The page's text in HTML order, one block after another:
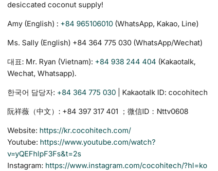
desiccated coconut supply!
Amy (English) : +84 965106010 (WhatsApp, Kakao, Line)
Ms. Sally (English) +84 364 775 030‬ (WhatsApp/Wechat)
대표: Mr. Ryan (Vietnam): +84 938 244 404 (Kakaotalk,
Wechat, Whatsapp).
한국어 담당자: +84 364 775 030 | Kakaotalk ID: cocohitech
阮祥薇（中文）: ‪+84 397 317 401‬ ；微信ID：Nttv0608
Website: https://kr.cocohitech.com/
Youtube: https://www.youtube.com/watch?
v=yQEFhlpF3Fs&t=2s
Instagram: https://www.instagram.com/cocohitech/?hl=ko